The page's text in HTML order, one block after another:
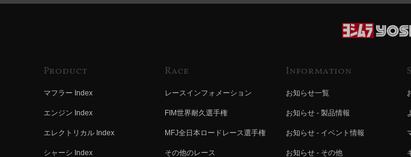
Product
マフラー Index
エンジン Index
エレクトリカル Index
シャーシ Index
Race
レースインフォメーション
FIM世界耐久選手権
MFJ全日本ロードレース選手権
その他のレース
Information
お知らせ一覧
お知らせ - 製品情報
お知らせ - イベント情報
お知らせ - その他